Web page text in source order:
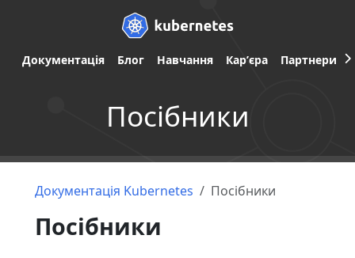
Документація Блог Навчання Карʼєра Партнери
Посібники
Документація Kubernetes Посібники
Посібники